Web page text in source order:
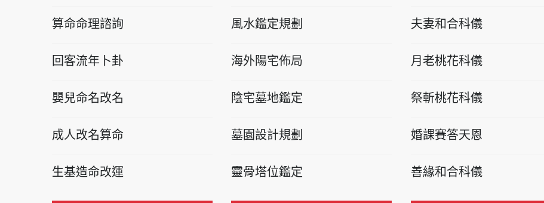
算命命理諮詢
回客流年卜卦
嬰兒命名改名
成人改名算命
生基造命改運
風水鑑定規劃
海外陽宅佈局
陰宅墓地鑑定
墓園設計規劃
靈骨塔位鑑定
夫妻和合科儀
月老桃花科儀
祭斬桃花科儀
婚課賽答天恩
善緣和合科儀